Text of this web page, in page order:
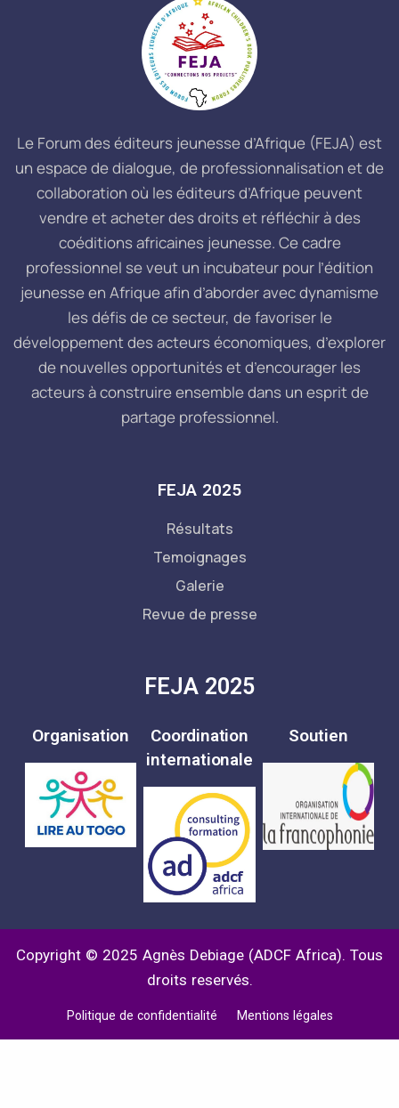
Le Forum des éditeurs jeunesse d’Afrique (FEJA) est
un espace de dialogue, de professionnalisation et de
collaboration où les éditeurs d’Afrique peuvent
vendre et acheter des droits et réfléchir à des
coéditions africaines jeunesse. Ce cadre
professionnel se veut un incubateur pour l’édition
jeunesse en Afrique afin d’aborder avec dynamisme
les défis de ce secteur, de favoriser le
développement des acteurs économiques, d’explorer
de nouvelles opportunités et d’encourager les
acteurs à construire ensemble dans un esprit de
partage professionnel.
FEJA 2025
Résultats
Temoignages
Galerie
Revue de presse
FEJA 2025
Organisation
Coordination
internationale
Soutien
Copyright © 2025 Agnès Debiage (ADCF Africa). Tous
droits reservés.
Politique de confidentialité Mentions légales